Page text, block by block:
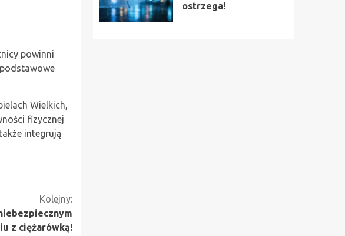
powinni
Wielkich,
fizycznej
integrują
Kolejny:
z ciężarówką!
ostrzega!